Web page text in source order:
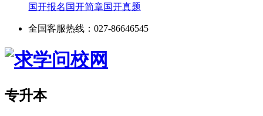
国开报名 国开简章国开真题
全国客服热线：027-86646545
专升本